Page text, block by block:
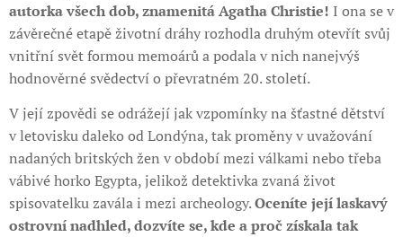
autorka všech dob, znamenitá Agatha Christie! I ona se v
závěrečné etapě životní dráhy rozhodla druhým otevřít svůj
vnitřní svět formou memoárů a podala v nich nanejvýš
hodnověrné svědectví o převratném 20. století.
V její zpovědi se odrážejí jak vzpomínky na šťastné dětství
v letovisku daleko od Londýna, tak proměny v uvažování
nadaných britských žen v období mezi válkami nebo třeba
vábivé horko Egypta, jelikož detektivka zvaná život
spisovatelku zavála i mezi archeology.Oceníte její laskavý
ostrovní nadhled, dozvíte se, kde a proč získala tak